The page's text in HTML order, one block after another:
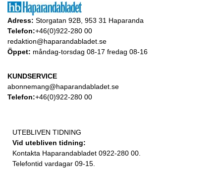
Adress: Storgatan 92B, 953 31 Haparanda
Telefon:+46(0)922-280 00
redaktion@haparandabladet.se
Öppet: måndag-torsdag 08-17 fredag 08-16
KUNDSERVICE
abonnemang@haparandabladet.se
Telefon:+46(0)922-280 00
UTEBLIVEN TIDNING
Vid utebliven tidning:
Kontakta Haparandabladet 0922-280 00.
Telefontid vardagar 09-15.